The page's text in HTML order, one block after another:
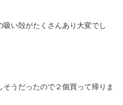
吸い殻がたくさんあり大変でし
そうだったので２個買って帰りま